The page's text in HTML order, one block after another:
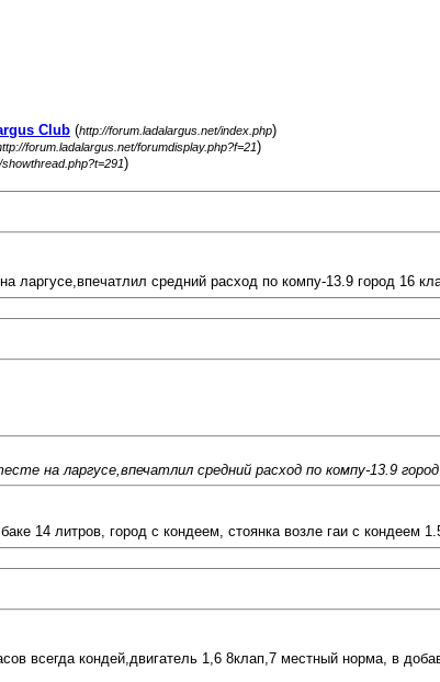
Club (http://forum.ladalargus.net/index.php)
forum.ladalargus.net/forumdisplay.php?f=21)
)
ларгусе,впечатлил средний расход по компу-13.9 город 16
на ларгусе,впечатлил средний расход по компу-13.9
14 литров, город с кондеем, стоянка возле гаи с
всегда кондей,двигатель 1,6 8клап,7 местный норма, в